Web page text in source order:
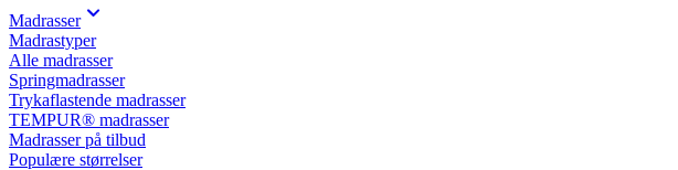
Madrasser
Madrastyper
Alle madrasser
Springmadrasser
Trykaflastende madrasser
TEMPUR® madrasser
Madrasser på tilbud
Populære størrelser